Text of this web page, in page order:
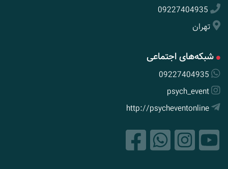
09227404935
تهران
شبکه‌های اجتماعی
09227404935
psych_event
http://psycheventonline